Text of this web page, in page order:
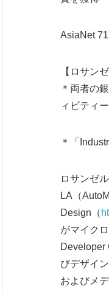
AsiaNet
【ロサン
＊両者の
ィビティ
＊「
ロサンゼ
LA（
Design（
がマイク
Developer
びデザイ
およびメ